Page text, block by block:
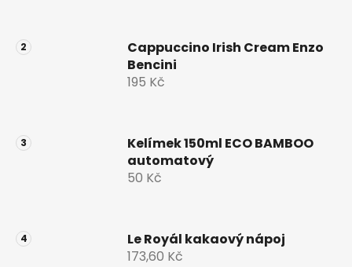
Cappuccino Irish Cream Enzo
Bencini
195 Kč
Kelímek 150ml ECO BAMBOO
automatový
50 Kč
Le Royál kakaový nápoj
173,60 Kč